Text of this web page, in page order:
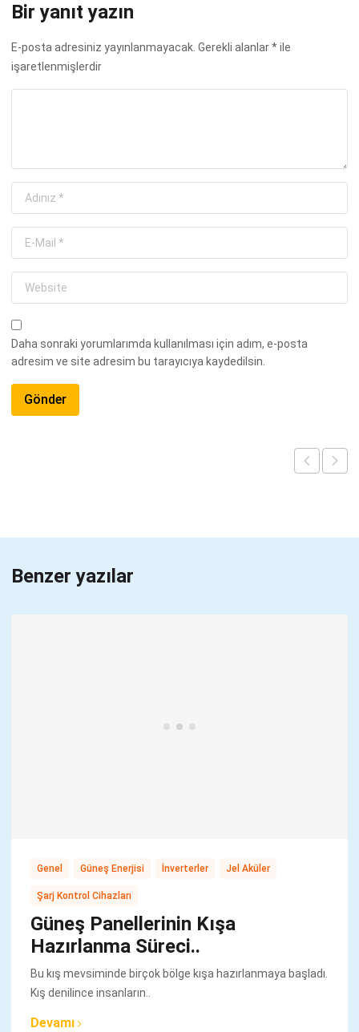
Bir yanıt yazın
E-posta adresiniz yayınlanmayacak. Gerekli alanlar*ile
işaretlenmişlerdir
Daha sonraki yorumlarımda kullanılması için adım, e-posta
adresim ve site adresim bu tarayıcıya kaydedilsin.
Benzer yazılar
Genel Güneş Enerjisi İnverterler Jel Aküler
Şarj Kontrol Cihazları
Güneş Panellerinin Kışa
Hazırlanma Süreci..
Bu kış mevsiminde birçok bölge kışa hazırlanmaya başladı.
Kış denilince insanların..
Devamı